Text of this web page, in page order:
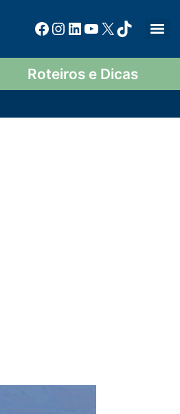
Roteiros e Dicas